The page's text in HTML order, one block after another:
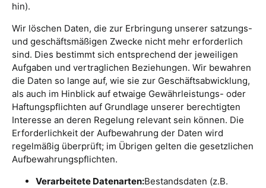
hin).
Wir löschen Daten, die zur Erbringung unserer satzungs-
und geschäftsmäßigen Zwecke nicht mehr erforderlich
sind. Dies bestimmt sich entsprechend der jeweiligen
Aufgaben und vertraglichen Beziehungen. Wir bewahren
die Daten so lange auf, wie sie zur Geschäftsabwicklung,
als auch im Hinblick auf etwaige Gewährleistungs- oder
Haftungspflichten auf Grundlage unserer berechtigten
Interesse an deren Regelung relevant sein können. Die
Erforderlichkeit der Aufbewahrung der Daten wird
regelmäßig überprüft; im Übrigen gelten die gesetzlichen
Aufbewahrungspflichten.
Verarbeitete Datenarten:Bestandsdaten (z.B.